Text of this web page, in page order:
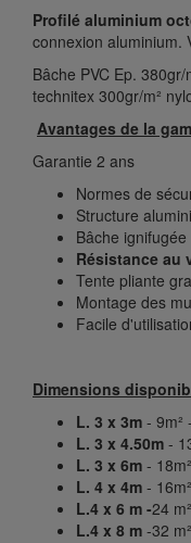
Profilé aluminium
connexion aluminium.
Bâche PVC Ep.
technitex 300gr/m²
Avantages de la
Garantie 2 ans
Normes de
Structure
Bâche ignifugée
Résistance au
Tente pliante
Montage des
Facile
Dimensions
L. 3 x 3m - 9m² -
L. 3 x 4.50m -
L. 3 x 6m -
L. 4 x 4m -
L.4 x 6 m -24 m²
L.4 x 8 m -32 m²